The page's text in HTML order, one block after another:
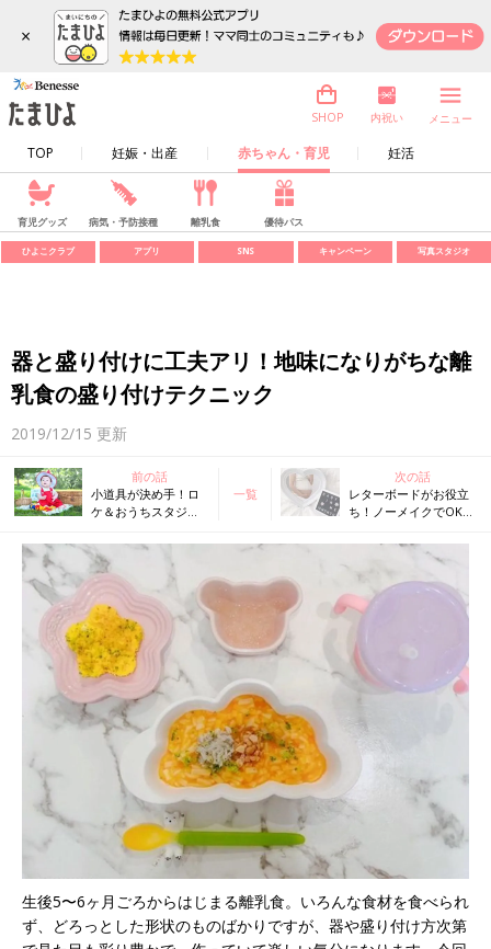
×
TOP 妊娠・出産 赤ちゃん・育児 妊活
SHOP 内祝い メニュー
育児グッズ 病気・予防接種 離乳食 優待パス
ひよこクラブ アプリ SNS キャンペーン 写真スタジオ
器と盛り付けに工夫アリ！地味になりがちな離
乳食の盛り付けテクニック
2019/12/15 更新
前の話
小道具が決め手！ロ
ケ＆おうちスタジオ
ア
一覧
次の話
レターボードがお役立
ち！ノーメイクでOKな
デアが参考になる！
生後5〜6ヶ月ごろからはじまる離乳食。いろんな食材を食べられ
ず、どろっとした形状のものばかりですが、器や盛り付け方次第